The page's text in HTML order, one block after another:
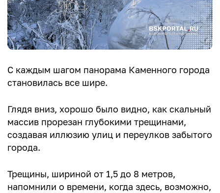
С каждым шагом панорама Каменного города
становилась все шире.
Глядя вниз, хорошо было видно, как скальный
массив прорезан глубокими трещинами,
создавая иллюзию улиц и переулков забытого
города.
Трещины, шириной от 1,5 до 8 метров,
напомнили о времени, когда здесь, возможно,